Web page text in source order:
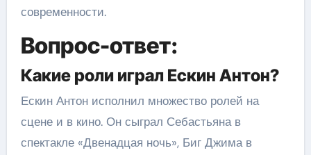
современности.
Вопрос-ответ:
Какие роли играл Ескин Антон?
Ескин Антон исполнил множество ролей на
сцене и в кино. Он сыграл Себастьяна в
спектакле «Двенадцая ночь», Биг Джима в